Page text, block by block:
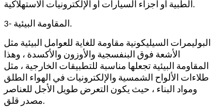
الطبية أو أجزاء السيارات أو الإلكترونيات الاستهلاكية.
3- المقاومة البيئية.
البوليمرات السيليكونية مقاومة للغاية للعوامل البيئية مثل
الأشعة فوق البنفسجية والأوزون والأكسدة ، وهذا
المقاومة البيئية تجعلها مناسبة للتطبيقات الخارجية ، مثل
طلاءات الألواح الشمسية والإلكترونيات في الهواء الطلق
ومواد البناء ، حيث يكون التعرض طويل الأجل للعناصر
مصدر قلق.